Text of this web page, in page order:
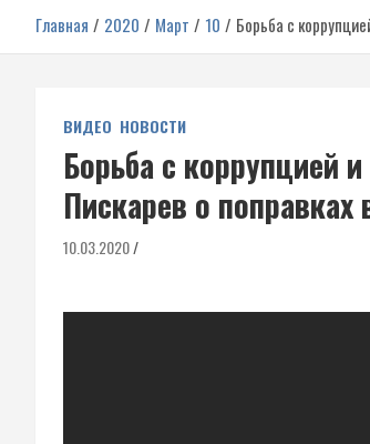
Украине
Главная 2020 Март 10 Борьба с
ВИДЕО НОВОСТИ
Борьба с коррупцией
Пискарев о
10.03.2020